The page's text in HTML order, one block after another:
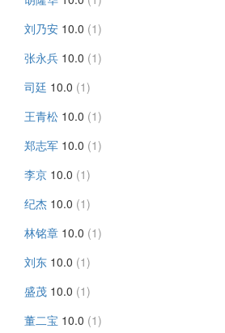
刘乃安 10.0 (1)
张永兵 10.0 (1)
司廷 10.0 (1)
王青松 10.0 (1)
郑志军 10.0 (1)
李京 10.0 (1)
纪杰 10.0 (1)
林铭章 10.0 (1)
刘东 10.0 (1)
盛茂 10.0 (1)
董二宝 10.0 (1)